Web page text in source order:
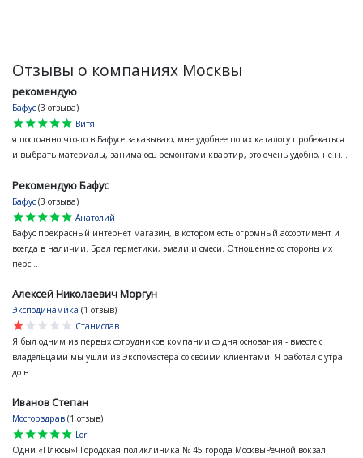
Отзывы о компаниях Москвы
рекомендую
Бафус (3 отзыва)
star
star
star
star
star
Витя
я постоянно что-то в Бафусе заказываю, мне удобнее по их каталогу пробежаться
и выбрать материалы, занимаюсь ремонтами квартир, это очень удобно, не н...
Рекомендую Бафус
Бафус (3 отзыва)
star
star
star
star
star
Анатолий
Бафус прекрасный интернет магазин, в котором есть огромный ассортимент и
всегда в наличии. Брал герметики, эмали и смеси. Отношение со стороны их
перс...
Алексей Николаевич Моргун
Эксподинамика (1 отзыв)
star
star
star
star
star
Станислав
Я был одним из первых сотрудников компании со дня основания - вместе с
владельцами мы ушли из Экспомастера со своими клиентами. Я работал с утра
до в...
Иванов Степан
Мосгорздрав (1 отзыв)
star
star
star
star
star
Lori
Одни «Плюсы»! Городская поликлиника № 45 города МосквыРечной вокзал: